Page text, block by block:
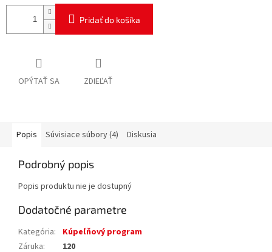
Pridať do košíka
OPÝTAŤ SA ZDIEĽAŤ
Popis Súvisiace súbory (4) Diskusia
Podrobný popis
Popis produktu nie je dostupný
Dodatočné parametre
Kategória:
Kúpeľňový program
Záruka: 120